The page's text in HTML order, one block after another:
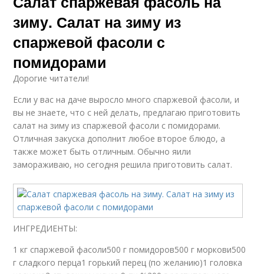
зиму. Салат на зиму из
спаржевой фасоли с
помидорами
Дорогие читатели!
Если у вас на даче выросло много спаржевой фасоли, и
вы не знаете, что с ней делать, предлагаю приготовить
салат на зиму из спаржевой фасоли с помидорами.
Отличная закуска дополнит любое второе блюдо, а
также может быть отличным. Обычно яили
замораживаю, но сегодня решила приготовить салат.
ИНГРЕДИЕНТЫ:
1 кг спаржевой фасоли500 г помидоров500 г моркови500
г сладкого перца1 горький перец (по желанию)1 головка